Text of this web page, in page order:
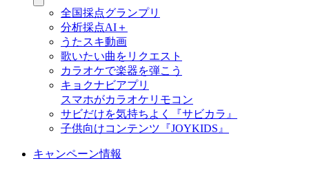
全国採点グランプリ
分析採点AI＋
うたスキ動画
歌いたい曲をリクエスト
カラオケで楽器を弾こう
キョクナビアプリ
スマホがカラオケリモコン
サビだけを気持ちよく『サビカラ』
子供向けコンテンツ『JOYKIDS』
キャンペーン情報